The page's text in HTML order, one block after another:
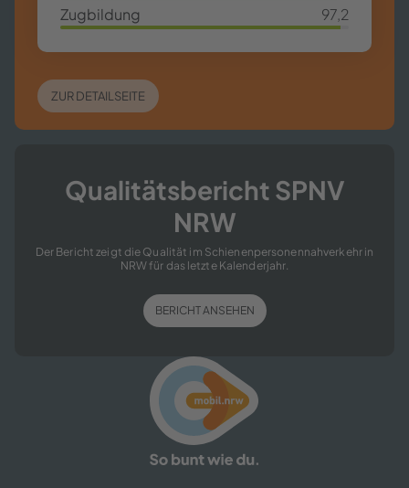
Zug­bil­dung
97,2
97,2%
ZUR DE­TAIL­SEI­TE
Qua­li­täts­be­richt SPNV
NRW
Der Be­richt zeigt die Qua­li­tät im Schie­nen­per­so­nen­nah­ver­kehr in
NRW für das letz­te Ka­len­der­jahr.
BE­RICHT AN­SE­HEN